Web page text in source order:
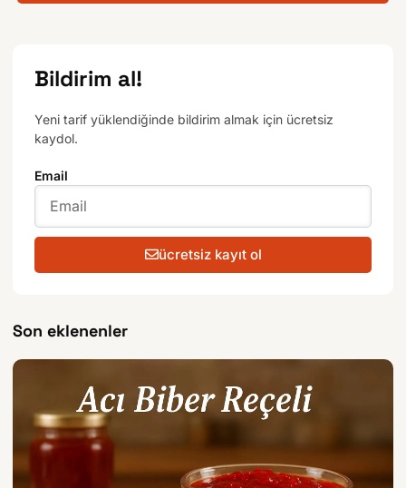
Bildirim al!
Yeni tarif yüklendiğinde bildirim almak için ücretsiz
kaydol.
Email
ücretsiz kayıt ol
Son eklenenler